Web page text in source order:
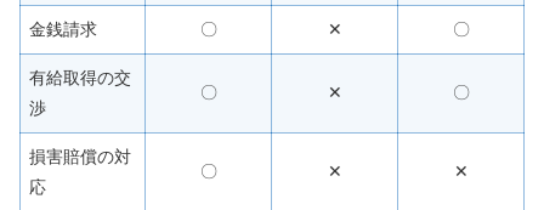
金銭請求 〇 ✕ 〇
有給取得の交
渉
〇 ✕ 〇
損害賠償の対
応
〇 ✕ ✕